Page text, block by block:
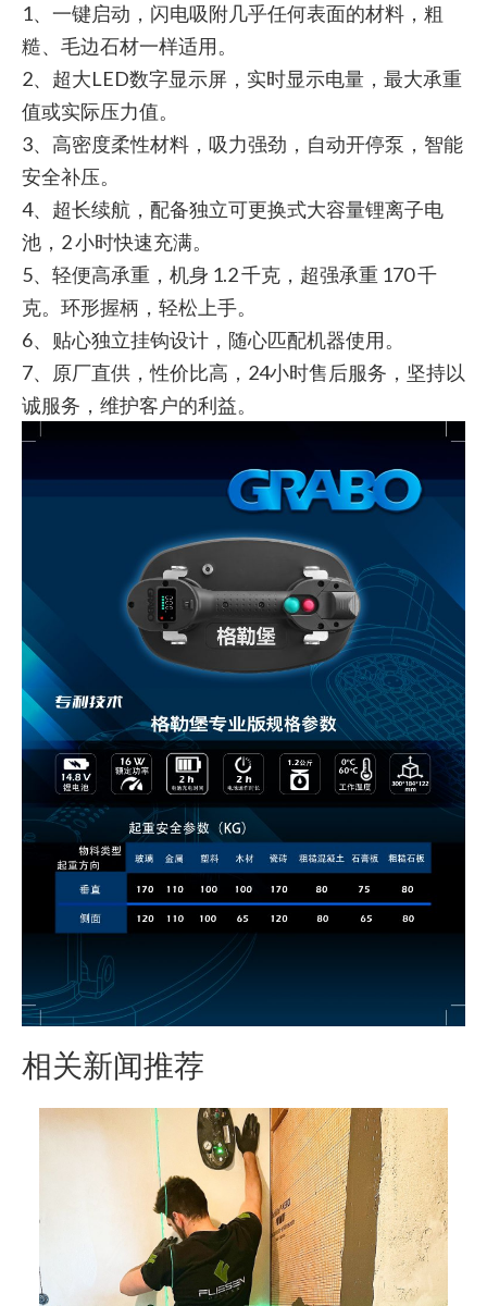
1、一键启动，闪电吸附几乎任何表面的材料，粗
糙、毛边石材一样适用。
2、超大LED数字显示屏，实时显示电量，最大承重
值或实际压力值。
3、高密度柔性材料，吸力强劲，自动开停泵，智能
安全补压。
4、超长续航，配备独立可更换式大容量锂离子电
池，2 小时快速充满。
5、轻便高承重，机身 1.2 千克，超强承重 170 千
克。环形握柄，轻松上手。
6、贴心独立挂钩设计，随心匹配机器使用。
7、原厂直供，性价比高，24小时售后服务，坚持以
诚服务，维护客户的利益。
相关新闻推荐